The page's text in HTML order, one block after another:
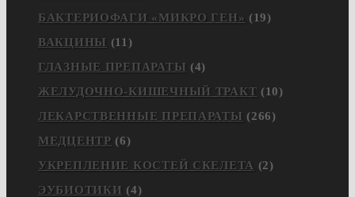
БАКТЕРИОФАГИ «МИКРО ГЕН» (19)
ВАКЦИНЫ (11)
ГЛАЗНЫЕ ПРЕПАРАТЫ (4)
ЖЕЛУДОЧНО-КИШЕЧНЫЙ ТРАКТ (10)
ЛЕКАРСТВЕННЫЕ ПРЕПАРАТЫ (266)
МЕДЦЕНТР (6)
УКРЕПЛЕНИЕ КОСТЕЙ СКЕЛЕТА (2)
ЭУБИОТИКИ (4)